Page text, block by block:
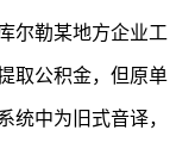
尔勒某地方企业工
取公积金，但原单
统中为旧式音译，